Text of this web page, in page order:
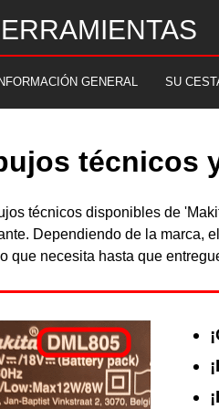
INFORMACIÓN GENERAL SU
técnicos
técnicos disponibles de
Dependiendo de la marca,
que necesita hasta que